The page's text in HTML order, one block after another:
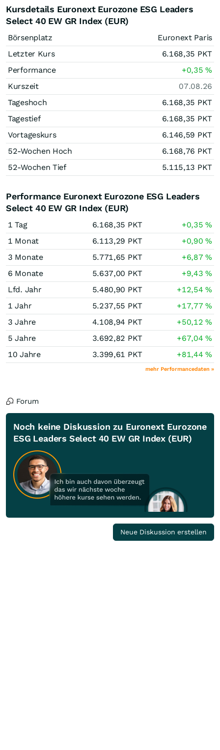
Kursdetails Euronext Eurozone ESG Leaders
Select 40 EW GR Index (EUR)
Börsenplatz
Euronext Paris
Letzter Kurs
6.168,35 PKT
Performance
+0,35%
Kurszeit
07.08.26
Tageshoch
6.168,35 PKT
Tagestief
6.168,35 PKT
Vortageskurs
6.146,59 PKT
52-Wochen Hoch
6.168,76 PKT
52-Wochen Tief
5.115,13 PKT
Performance Euronext Eurozone ESG Leaders
Select 40 EW GR Index (EUR)
1 Tag 6.168,35 PKT +0,35%
1 Monat
6.113,29 PKT +0,90%
3 Monate
5.771,65 PKT +6,87%
6 Monate
5.637,00 PKT +9,43%
Lfd. Jahr
5.480,90 PKT +12,54%
1 Jahr
5.237,55 PKT +17,77%
3 Jahre
4.108,94 PKT +50,12%
5 Jahre
3.692,82 PKT +67,04%
10 Jahre
3.399,61 PKT +81,44%
mehr Performancedaten »
Forum
Noch keine Diskussion zu Euronext Eurozone
ESG Leaders Select 40 EW GR Index (EUR)
Neue Diskussion erstellen